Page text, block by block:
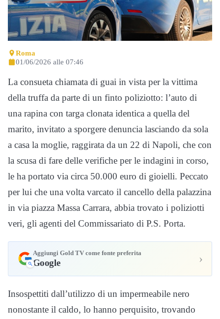
Roma
01/06/2026 alle 07:46
La consueta chiamata di guai in vista per la vittima
della truffa da parte di un finto poliziotto: l’auto di
una rapina con targa clonata identica a quella del
marito, invitato a sporgere denuncia lasciando da sola
a casa la moglie, raggirata da un 22 di Napoli, che con
la scusa di fare delle verifiche per le indagini in corso,
le ha portato via circa 50.000 euro di gioielli. Peccato
per lui che una volta varcato il cancello della palazzina
in via piazza Massa Carrara, abbia trovato i poliziotti
veri, gli agenti del Commissariato di P.S. Porta.
Aggiungi Gold TV come fonte preferita
Google ›
Insospettiti dall’utilizzo di un impermeabile nero
nonostante il caldo, lo hanno perquisito, trovando